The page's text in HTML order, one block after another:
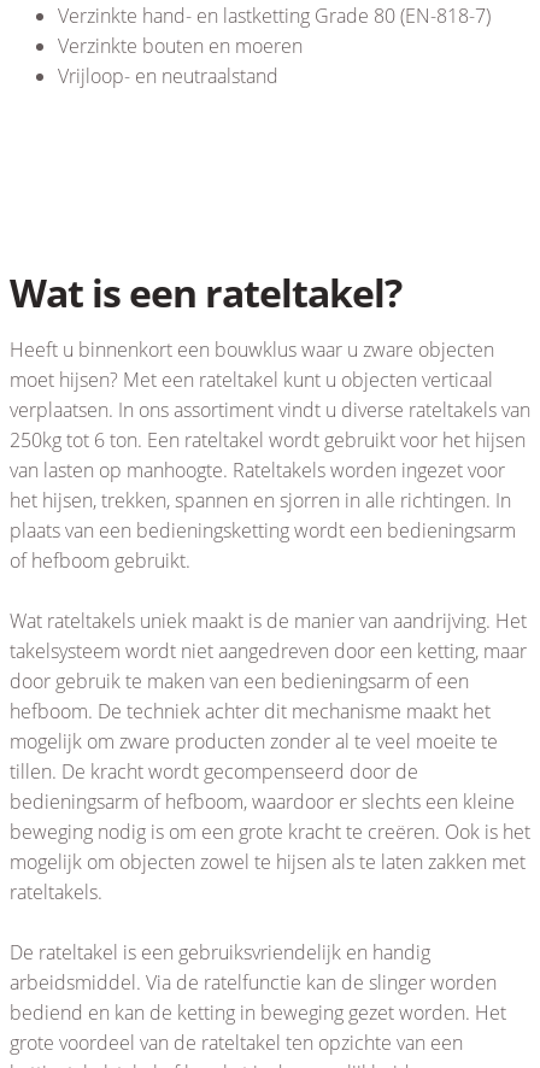
Verzinkte hand- en lastketting Grade 80 (EN-818-7)
Verzinkte bouten en moeren
Vrijloop- en neutraalstand
Wat is een rateltakel?
Heeft u binnenkort een bouwklus waar u zware objecten
moet hijsen? Met een rateltakel kunt u objecten verticaal
verplaatsen. In ons assortiment vindt u diverse rateltakels van
250kg tot 6 ton. Een rateltakel wordt gebruikt voor het hijsen
van lasten op manhoogte. Rateltakels worden ingezet voor
het hijsen, trekken, spannen en sjorren in alle richtingen. In
plaats van een bedieningsketting wordt een bedieningsarm
of hefboom gebruikt.
Wat rateltakels uniek maakt is de manier van aandrijving. Het
takelsysteem wordt niet aangedreven door een ketting, maar
door gebruik te maken van een bedieningsarm of een
hefboom. De techniek achter dit mechanisme maakt het
mogelijk om zware producten zonder al te veel moeite te
tillen. De kracht wordt gecompenseerd door de
bedieningsarm of hefboom, waardoor er slechts een kleine
beweging nodig is om een grote kracht te creëren. Ook is het
mogelijk om objecten zowel te hijsen als te laten zakken met
rateltakels.
De rateltakel is een gebruiksvriendelijk en handig
arbeidsmiddel. Via de ratelfunctie kan de slinger worden
bediend en kan de ketting in beweging gezet worden. Het
grote voordeel van de rateltakel ten opzichte van een